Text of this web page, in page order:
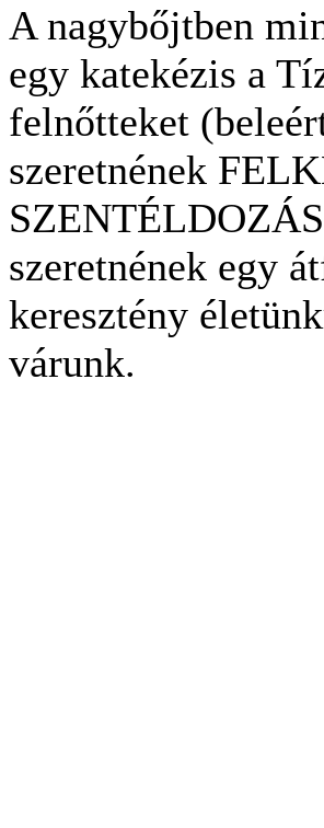
A nagybőjtben
egy katekézis a
felnőtteket
szeretnének
szeretnének egy
keresztény
várunk.